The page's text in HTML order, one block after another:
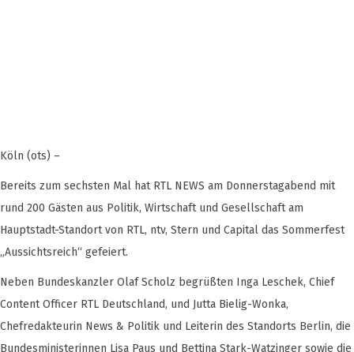
Köln (ots) –
Bereits zum sechsten Mal hat RTL NEWS am Donnerstagabend mit
rund 200 Gästen aus Politik, Wirtschaft und Gesellschaft am
Hauptstadt-Standort von RTL, ntv, Stern und Capital das Sommerfest
„Aussichtsreich“ gefeiert.
Neben Bundeskanzler Olaf Scholz begrüßten Inga Leschek, Chief
Content Officer RTL Deutschland, und Jutta Bielig-Wonka,
Chefredakteurin News & Politik und Leiterin des Standorts Berlin, die
Bundesministerinnen Lisa Paus und Bettina Stark-Watzinger sowie die